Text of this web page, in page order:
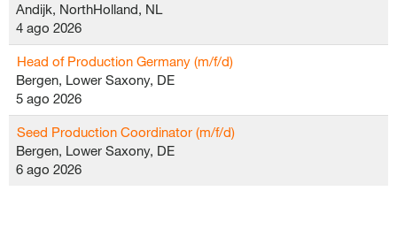
Andijk, NorthHolland, NL
4 ago 2026
Head of Production Germany (m/f/d)
Bergen, Lower Saxony, DE
5 ago 2026
Seed Production Coordinator (m/f/d)
Bergen, Lower Saxony, DE
6 ago 2026